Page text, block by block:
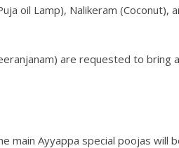
oil Lamp), Nalikeram (Coconut),
are requested to bring a
main Ayyappa special poojas will